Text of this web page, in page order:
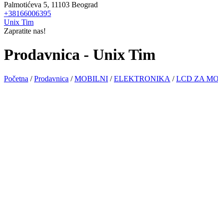
Palmotićeva 5, 11103 Beograd
+38166006395
Unix Tim
Zapratite nas!
Prodavnica - Unix Tim
Početna /Prodavnica /MOBILNI /ELEKTRONIKA /LCD ZA